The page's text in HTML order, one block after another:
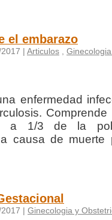
el embarazo
| Articulos
enfermedad
a 1/3 de la
causa de muerte
| Ginecologia y